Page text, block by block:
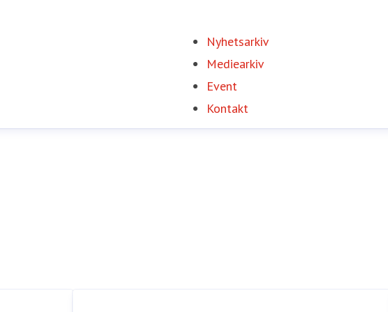
Nyhetsarkiv
Mediearkiv
Event
Kontakt